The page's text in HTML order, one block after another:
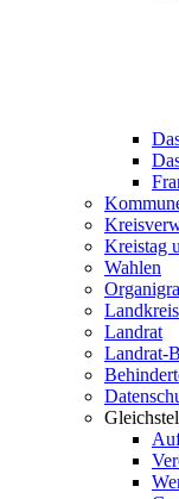
Kreistag
Wahlen
Landrat
Landrat-